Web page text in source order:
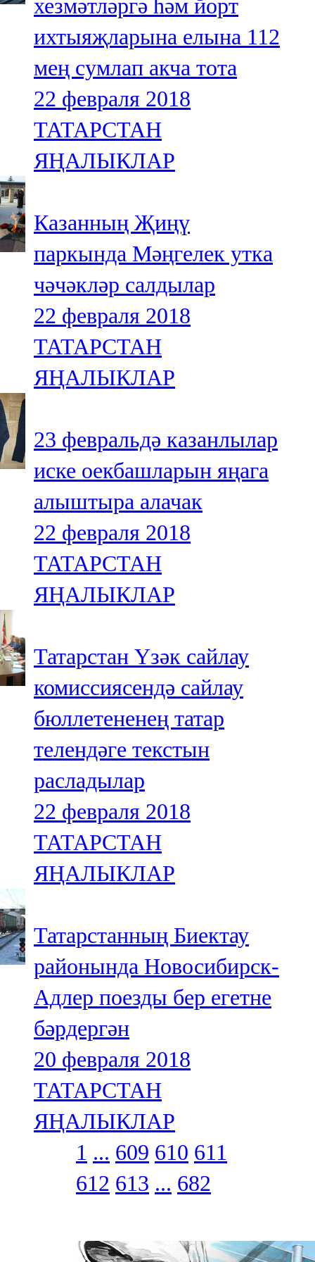
хезмәтләргә һәм йорт
ихтыяҗларына елына 112
мең сумлап акча тота
22 февраля 2018
ТАТАРСТАН
ЯҢАЛЫКЛАР
Казанның Җиңү
паркында Мәңгелек утка
чәчәкләр салдылар
22 февраля 2018
ТАТАРСТАН
ЯҢАЛЫКЛАР
23 февральдә казанлылар
иске оекбашларын яңага
алыштыра алачак
22 февраля 2018
ТАТАРСТАН
ЯҢАЛЫКЛАР
Татарстан Үзәк сайлау
комиссиясендә сайлау
бюллетененең татар
телендәге текстын
расладылар
22 февраля 2018
ТАТАРСТАН
ЯҢАЛЫКЛАР
Татарстанның Биектау
районында Новосибирск-
Адлер поезды бер егетне
бәрдергән
20 февраля 2018
ТАТАРСТАН
ЯҢАЛЫКЛАР
1 ... 609 610 611
612 613 ... 682